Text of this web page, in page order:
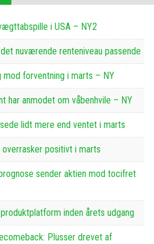
i USA – NY2
nuværende renteniveau passende
mod forventning i marts – NY
har anmodet om våbenhvile – NY
lidt mere end ventet i marts
positivt i marts
sender aktien mod tocifret
inden årets udgang
Plusser drevet af